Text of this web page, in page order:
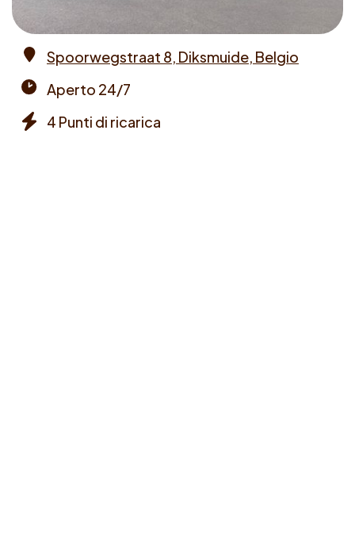
Spoorwegstraat 8, Diksmuide, Belgio
times
Aperto 24/7
4 Punti di ricarica